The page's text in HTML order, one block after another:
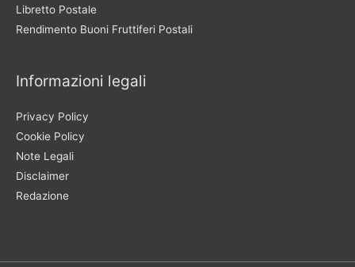
Libretto Postale
Rendimento Buoni Fruttiferi Postali
Informazioni legali
Privacy Policy
Cookie Policy
Note Legali
Disclaimer
Redazione